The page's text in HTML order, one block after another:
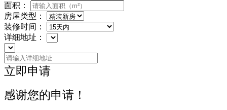
面积：
房屋类型：
装修时间：
详细地址：
立即申请
感谢您的申请！